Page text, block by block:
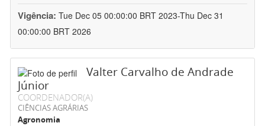
Vigência: Tue Dec 05 00:00:00 BRT 2023-Thu Dec 31
00:00:00 BRT 2026
Valter Carvalho de Andrade
Júnior
COORDENADOR(A)
CIÊNCIAS AGRÁRIAS
Agronomia